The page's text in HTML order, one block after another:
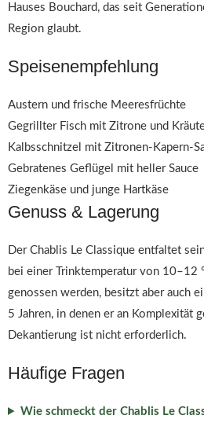
Hauses Bouchard, das seit
Region glaubt.
Speisenempfehlung
Austern und frische Meeresfrüchte
Gegrillter Fisch mit Zitrone und
Kalbsschnitzel mit Zitronen-Kapern-
Gebratenes Geflügel mit heller Sauce
Ziegenkäse und junge Hartkäse
Genuss & Lagerung
Der Chablis Le Classique entfaltet
bei einer Trinktemperatur von 10–12
genossen werden, besitzt aber auch
5 Jahren, in denen er an Komplexität
Dekantierung ist nicht erforderlich.
Häufige Fragen
Wie schmeckt der Chablis Le